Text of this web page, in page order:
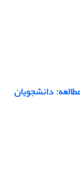
دانشجویان